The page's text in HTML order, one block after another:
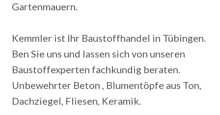
Gartenmauern.
Kemmler ist Ihr Baustoffhandel in Tübingen.
Ben Sie uns und lassen sich von unseren
Baustoffexperten fachkundig beraten.
Unbewehrter Beton , Blumentöpfe aus Ton,
Dachziegel, Fliesen, Keramik.